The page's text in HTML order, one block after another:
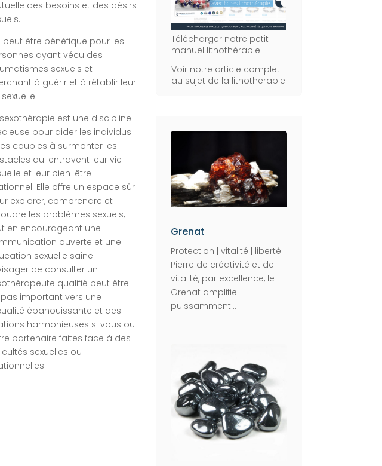
des besoins et des désirs
peut être bénéfique pour les
ayant vécu des
sexuels et
à guérir et à rétablir leur
est une discipline
pour aider les individus
couples à surmonter les
qui entravent leur vie
et leur bien-être
Elle offre un espace sûr
explorer, comprendre et
les problèmes sexuels,
en encourageant une
ouverte et une
sexuelle saine.
de consulter un
qualifié peut être
important vers une
épanouissante et des
harmonieuses si vous ou
partenaire faites face à des
sexuelles ou
Télécharger notre petit
manuel lithothérapie
Voir notre article complet
au sujet de la lithotherapie
Grenat
Protection | vitalité | liberté
Pierre de créativité et de
vitalité, par excellence, le
Grenat amplifie
puissamment...